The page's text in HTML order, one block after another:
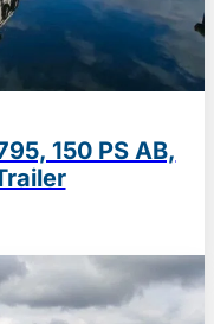
150 PS AB,